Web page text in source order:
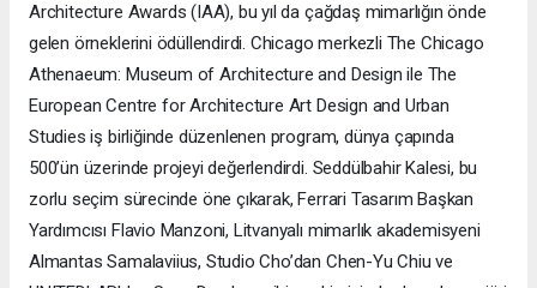
Architecture Awards (IAA), bu yıl da çağdaş mimarlığın önde
gelen örneklerini ödüllendirdi. Chicago merkezli The Chicago
Athenaeum: Museum of Architecture and Design ile The
European Centre for Architecture Art Design and Urban
Studies iş birliğinde düzenlenen program, dünya çapında
500’ün üzerinde projeyi değerlendirdi. Seddülbahir Kalesi, bu
zorlu seçim sürecinde öne çıkarak, Ferrari Tasarım Başkan
Yardımcısı Flavio Manzoni, Litvanyalı mimarlık akademisyeni
Almantas Samalaviius, Studio Cho’dan Chen-Yu Chiu ve